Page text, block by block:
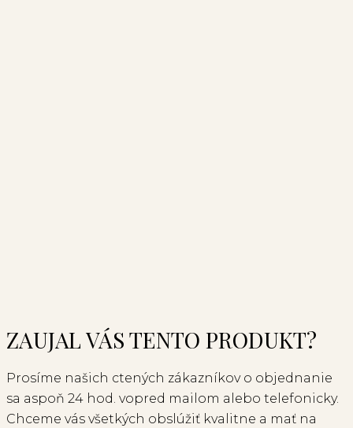
ZAUJAL VÁS TENTO PRODUKT?
Prosíme našich ctených zákazníkov o objednanie
sa aspoň 24 hod. vopred mailom alebo telefonicky.
Chceme vás všetkých obslúžiť kvalitne a mať na